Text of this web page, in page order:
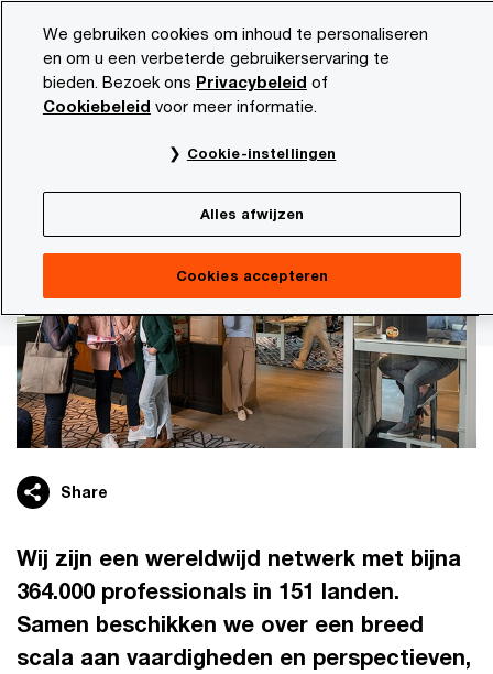
content
footer
PwC NL Onze organisatie Jaarbericht 2022/2023
Jaarbericht 2022/2023:
De beste oplossing bedenk je samen
Community of solvers
Share
Wij zijn een wereldwijd netwerk met bijna
364.000 professionals in 151 landen.
Samen beschikken we over een breed
scala aan vaardigheden en perspectieven,
We gebruiken cookies om inhoud te personaliseren
en om u een verbeterde gebruikerservaring te
bieden. Bezoek ons Privacybeleid of
Cookiebeleid voor meer informatie.
Cookie-instellingen
Alles afwijzen
Cookies accepteren